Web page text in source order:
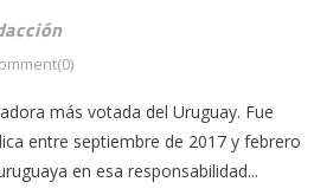
más votada del Uruguay. Fue
entre septiembre de 2017 y febrero
en esa responsabilidad...